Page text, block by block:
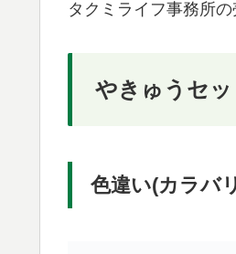
タクミライフ事務所
やきゅうセ
色違い(カラバ